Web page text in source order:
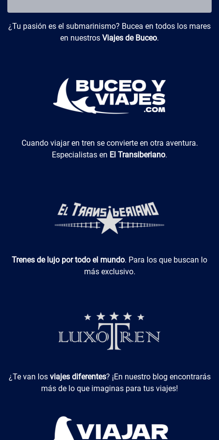
Buceo y Viajes
¿Tu pasión es el submarinismo? Bucea en todos los mares
en nuestros Viajes de Buceo.
El Transiberiano
Cuando viajar en tren se convierte en otra aventura.
Especialistas en El Transiberiano.
Luxotren
Trenes de lujo por todo el mundo. Para los que buscan lo
más exclusivo.
Viajes Diferentes
¿Te van los viajes diferentes? ¡En nuestro blog encontrarás
más de lo que imaginas para tus viajes!